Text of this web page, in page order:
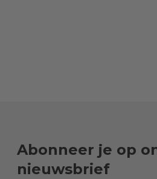
Abonneer je op
nieuwsbrief